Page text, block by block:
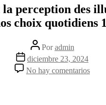
perception des
choix quotidiens
Autor
de
la
entrada
Poradmin
Fecha
de
la
diciembre 23, 2024
No hay comentarios